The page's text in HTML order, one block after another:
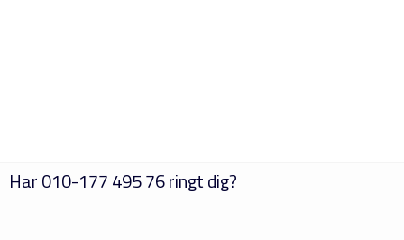
Har010-177 495 76ringt dig?